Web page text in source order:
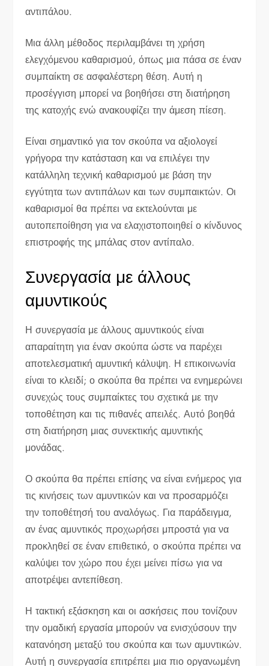
αντιπάλου.
Μια άλλη μέθοδος περιλαμβάνει τη χρήση
ελεγχόμενου καθαρισμού, όπως μια πάσα σε έναν
συμπαίκτη σε ασφαλέστερη θέση. Αυτή η
προσέγγιση μπορεί να βοηθήσει στη διατήρηση
της κατοχής ενώ ανακουφίζει την άμεση πίεση.
Είναι σημαντικό για τον σκούπα να αξιολογεί
γρήγορα την κατάσταση και να επιλέγει την
κατάλληλη τεχνική καθαρισμού με βάση την
εγγύτητα των αντιπάλων και των συμπαικτών. Οι
καθαρισμοί θα πρέπει να εκτελούνται με
αυτοπεποίθηση για να ελαχιστοποιηθεί ο κίνδυνος
επιστροφής της μπάλας στον αντίπαλο.
Συνεργασία με άλλους
αμυντικούς
Η συνεργασία με άλλους αμυντικούς είναι
απαραίτητη για έναν σκούπα ώστε να παρέχει
αποτελεσματική αμυντική κάλυψη. Η επικοινωνία
είναι το κλειδί; ο σκούπα θα πρέπει να ενημερώνει
συνεχώς τους συμπαίκτες του σχετικά με την
τοποθέτηση και τις πιθανές απειλές. Αυτό βοηθά
στη διατήρηση μιας συνεκτικής αμυντικής
μονάδας.
Ο σκούπα θα πρέπει επίσης να είναι ενήμερος για
τις κινήσεις των αμυντικών και να προσαρμόζει
την τοποθέτησή του αναλόγως. Για παράδειγμα,
αν ένας αμυντικός προχωρήσει μπροστά για να
προκληθεί σε έναν επιθετικό, ο σκούπα πρέπει να
καλύψει τον χώρο που έχει μείνει πίσω για να
αποτρέψει αντεπίθεση.
Η τακτική εξάσκηση και οι ασκήσεις που τονίζουν
την ομαδική εργασία μπορούν να ενισχύσουν την
κατανόηση μεταξύ του σκούπα και των αμυντικών.
Αυτή η συνεργασία επιτρέπει μια πιο οργανωμένη